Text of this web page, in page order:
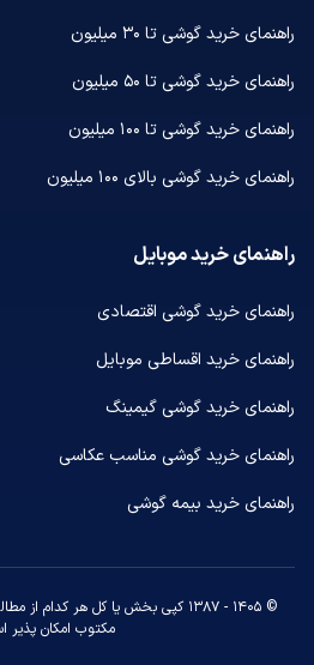
راهنمای خرید گوشی تا ۳۰ میلیون
راهنمای خرید گوشی تا ۵۰ میلیون
راهنمای خرید گوشی تا ۱۰۰ میلیون
راهنمای خرید گوشی بالای ۱۰۰ میلیون
راهنمای خرید موبایل
راهنمای خرید گوشی اقتصادی
راهنمای خرید اقساطی موبایل
راهنمای خرید گوشی گیمینگ
راهنمای خرید گوشی مناسب عکاسی
راهنمای خرید بیمه گوشی
© ۱۴۰۵ - ۱۳۸۷ کپی بخش یا کل هر
مکتوب امکان پذیر